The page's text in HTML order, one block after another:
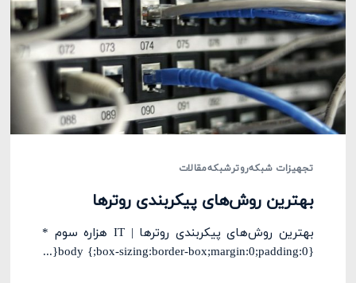
تجهیزات شبکهروترشبکهمقالات
بهترین روش‌های پیکربندی روترها
بهترین روش‌های پیکربندی روترها | IT هزاره سوم *
{box-sizing:border-box;margin:0;padding:0;} body{...